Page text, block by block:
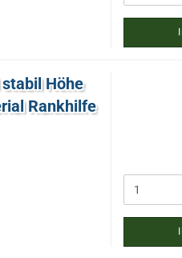
Höhe
Rank­hil­fe